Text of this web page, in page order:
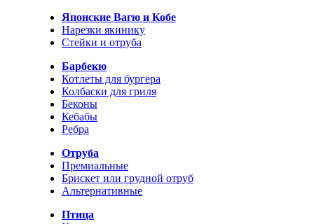
Японские Вагю и Кобе
Нарезки якинику
Стейки и отруба
Барбекю
Котлеты для бургера
Колбаски для гриля
Беконы
Кебабы
Ребра
Отруба
Премиальные
Брискет или грудной отруб
Альтернативные
Птица